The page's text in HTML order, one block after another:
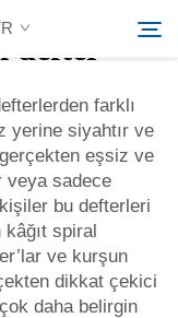
Ara
defter
farklı
yerine siyahtır ve
eşsiz ve
veya sadece
bu defterleri
spiral
ve kurşun
dikkat çekici
daha belirgin